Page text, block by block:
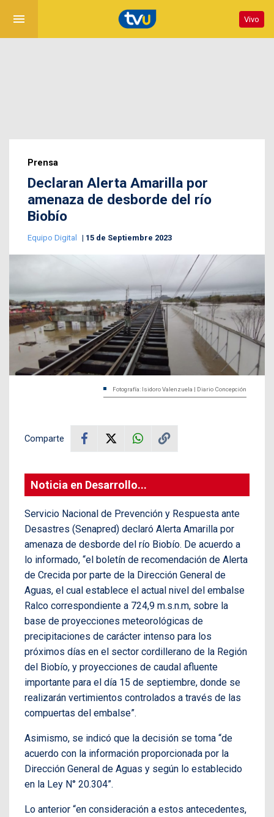
menu Vivo
Prensa
Declaran Alerta Amarilla por
amenaza de desborde del río
Biobío
Equipo Digital 15 de Septiembre 2023
Fotografía: Isidoro Valenzuela | Diario Concepción
Comparte
Noticia en Desarrollo...
Servicio Nacional de Prevención y Respuesta ante
Desastres (Senapred) declaró Alerta Amarilla por
amenaza de desborde del río Biobío. De acuerdo a
lo informado, “el boletín de recomendación de Alerta
de Crecida por parte de la Dirección General de
Aguas, el cual establece el actual nivel del embalse
Ralco correspondiente a 724,9 m.s.n.m, sobre la
base de proyecciones meteorológicas de
precipitaciones de carácter intenso para los
próximos días en el sector cordillerano de la Región
del Biobío, y proyecciones de caudal afluente
importante para el día 15 de septiembre, donde se
realizarán vertimientos controlados a través de las
compuertas del embalse”.
Asimismo, se indicó que la decisión se toma “de
acuerdo con la información proporcionada por la
Dirección General de Aguas y según lo establecido
en la Ley N° 20.304”.
Lo anterior “en consideración a estos antecedentes,